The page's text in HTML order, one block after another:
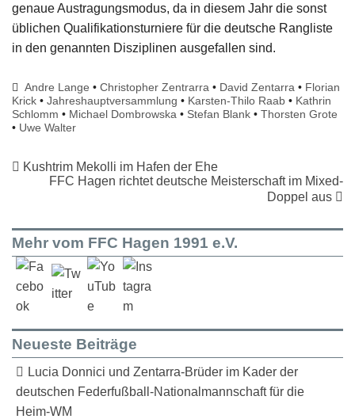
genaue Austragungsmodus, da in diesem Jahr die sonst
üblichen Qualifikationsturniere für die deutsche Rangliste
in den genannten Disziplinen ausgefallen sind.
Andre Lange •Christopher Zentrarra • David Zentarra • Florian
Krick • Jahreshauptversammlung • Karsten-Thilo Raab • Kathrin
Schlomm • Michael Dombrowska • Stefan Blank • Thorsten Grote
• Uwe Walter
Kushtrim Mekolli im Hafen der Ehe
FFC Hagen richtet deutsche Meisterschaft im Mixed-
Doppel aus
Mehr vom FFC Hagen 1991 e.V.
Neueste Beiträge
Lucia Donnici und Zentarra-Brüder im Kader der
deutschen Federfußball-Nationalmannschaft für die
Heim-WM